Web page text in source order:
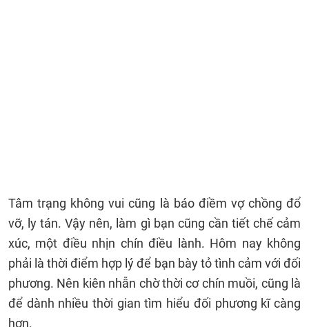
Tâm trạng không vui cũng là báo điềm vợ chồng đổ
vỡ, ly tán. Vậy nên, làm gì bạn cũng cần tiết chế cảm
xúc, một điều nhịn chín điều lành. Hôm nay không
phải là thời điểm hợp lý để bạn bày tỏ tình cảm với đối
phương. Nên kiên nhẫn chờ thời cơ chín muồi, cũng là
để dành nhiều thời gian tìm hiểu đối phương kĩ càng
hơn.